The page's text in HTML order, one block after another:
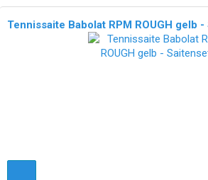
Tennissaite Babolat RPM ROUGH gelb